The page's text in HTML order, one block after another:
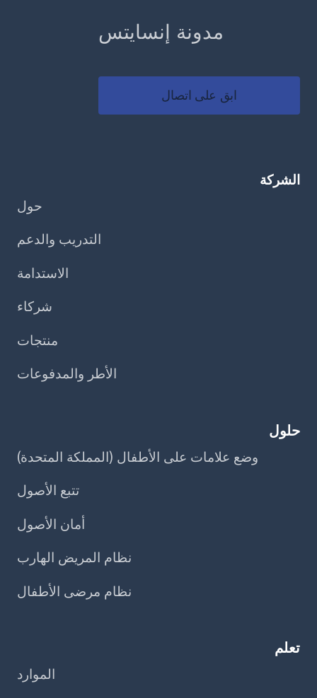
مدونة إنسايتس
ابق على اتصال
الشركة
حول
التدريب والدعم
الاستدامة
شركاء
منتجات
الأطر والمدفوعات
حلول
وضع علامات على الأطفال (المملكة المتحدة)
تتبع الأصول
أمان الأصول
نظام المريض الهارب
نظام مرضى الأطفال
تعلم
الموارد